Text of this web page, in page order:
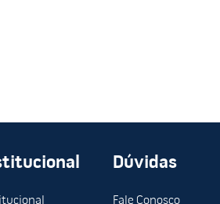
Dúvidas
Fale Conosco